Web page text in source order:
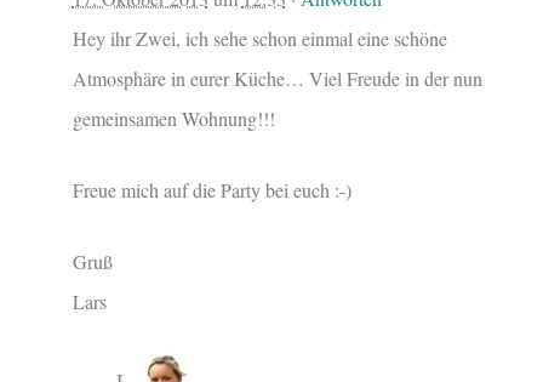
Hey ihr Zwei, ich sehe schon einmal eine schöne
Atmosphäre in eurer Küche… Viel Freude in der nun
gemeinsamen Wohnung!!!
Freue mich auf die Party bei euch :-)
Gruß
Lars